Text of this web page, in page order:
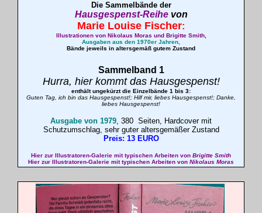
Die Sammelbände der
Hausgespenst-Reihe von
Marie Louise Fischer:
Illustrationen von Nikolaus Moras und Brigitte Smith,
Ausgaben aus den 1970er Jahren,
Bände jeweils in altersgemäß gutem Zustand
Sammelband 1
Hurra, hier kommt das Hausgespenst!
enthält ungekürzt die Einzelbände 1 bis 3:
Guten Tag, ich bin das Hausgespenst!; Hilf mir, liebes Hausgespenst!; Danke,
liebes Hausgespenst!
Ausgabe von 1979, 380 Seiten, Hardcover mit
Schutzumschlag, sehr guter altersgemäßer Zustand
Preis: 13 EURO
Hier zur Illustratoren-Galerie mit typischen Arbeiten von Brigitte Smith
Hier zur Illustratoren-Galerie mit typischen Arbeiten von Nikolaus Moras